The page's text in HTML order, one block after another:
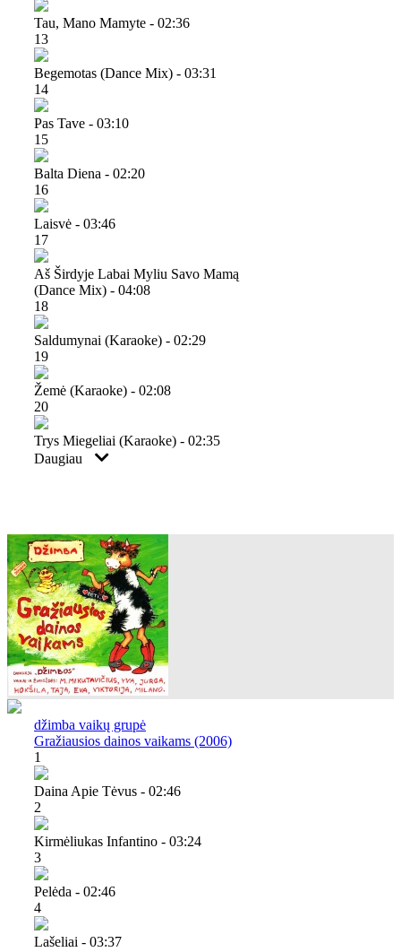
Tau, Mano Mamyte - 02:36
13
Begemotas (dance Mix) - 03:31
14
Pas Tave - 03:10
15
Balta Diena - 02:20
16
Laisvė - 03:46
17
Aš Širdyje Labai Myliu Savo Mamą
(dance Mix) - 04:08
18
Saldumynai (karaoke) - 02:29
19
Žemė (karaoke) - 02:08
20
Trys Miegeliai (karaoke) - 02:35
Daugiau
džimba vaikų grupė
Gražiausios dainos vaikams (2006)
1
Daina Apie Tėvus - 02:46
2
Kirmėliukas Infantino - 03:24
3
Pelėda - 02:46
4
Lašeliai - 03:37